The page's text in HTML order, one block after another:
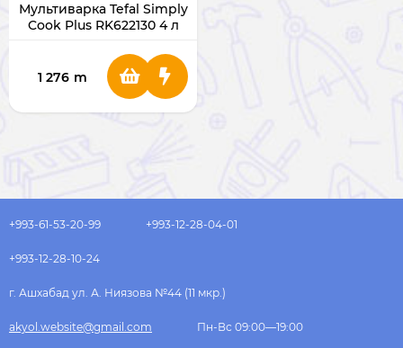
Мультиварка Tefal Simply
Cook Plus RK622130 4 л
1 276 m
+993-61-53-20-99 +993-12-28-04-01
+993-12-28-10-24
г. Ашхабад ул. А. Ниязова №44 (11 мкр.)
akyol.website@gmail.com Пн-Вс 09:00—19:00